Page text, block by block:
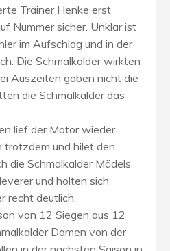
Trainer Henke erst
Nummer sicher. Unklar ist
im Aufschlag und in der
Die Schmalkalder wirkten
Auszeiten gaben nicht die
die Schmalkalder das
lief der Motor wieder.
und hilet den
die Schmalkalder Mädels
und holten sich
recht deutlich.
von 12 Siegen aus 12
Damen von der